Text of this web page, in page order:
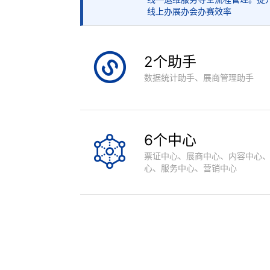
线上办展办会办赛效率
2个助手
数据统计助手、展商管理助手
6个中心
票证中心、展商中心、内容中心
心、服务中心、营销中心